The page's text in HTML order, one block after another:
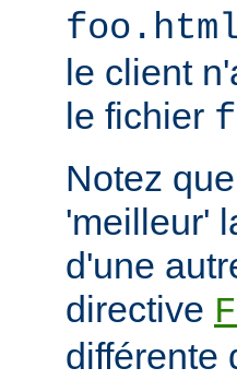
le client
le fichier
Notez
'meilleur'
d'une
directive
différente